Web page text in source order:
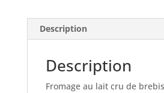
Description
Description
Fromage au lait cru de